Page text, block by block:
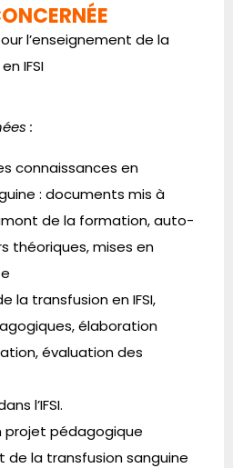
l’enseignement de la
IFSI
:
connaissances en
: documents mis à
de la formation, auto-
théoriques, mises en
la transfusion en IFSI,
élaboration
évaluation des
l’IFSI.
projet pédagogique
de la transfusion sanguine